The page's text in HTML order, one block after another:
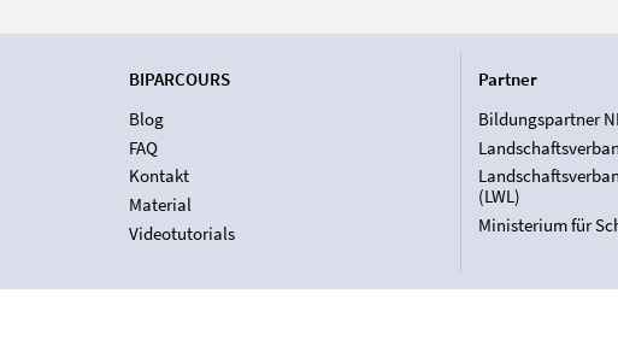
BIPARCOURS
Blog
FAQ
Kontakt
Material
Videotutorials
Partner
Bildungspartner
(LWL)
Ministerium für